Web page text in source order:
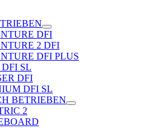
DFI
2 DFI
DFI PLUS
SL
DFI
DFI SL
BETRIEBEN
2